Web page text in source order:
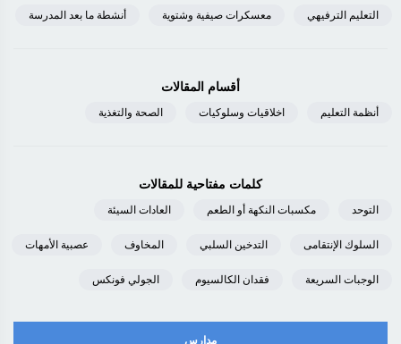
التعليم الترفيهي معسكرات صيفية وشتوية أنشطة ما بعد المدرسة
أقسام المقالات
أنظمة التعليم اخلاقيات وسلوكيات الصحة والتغذية
كلمات مفتاحية للمقالات
التوحد مكسبات النكهة أو الطعم العادات السيئة
السلوك الإنتقامى التدخين السلبي المخاوف عصبية الأمهات
الوجبات السريعة فقدان الكالسيوم الجولي فونكس
مدارس